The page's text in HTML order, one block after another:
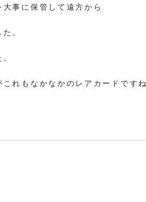
事に保管して遠方から
。
れもなかなかのレアカードですね